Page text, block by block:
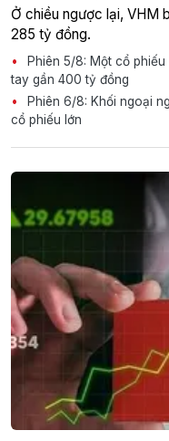
Ở chiều ngược lại, VHM
285 tỷ đồng.
Phiên 5/8: Một cổ
tay gần 400 tỷ đồng
Phiên 6/8: Khối ngoại
cổ phiếu lớn